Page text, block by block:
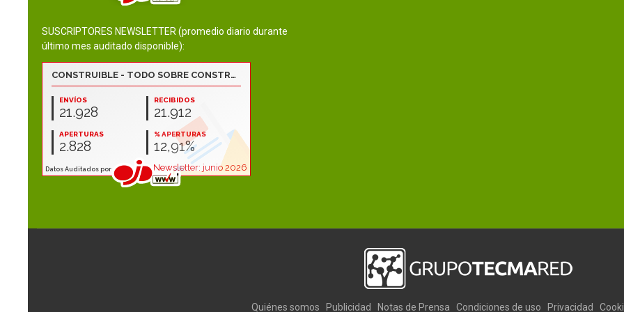
SUSCRIPTORES NEWSLETTER (promedio diario durante
último mes auditado disponible):
Quiénes somos Publicidad Notas de Prensa Condiciones de uso Privacidad